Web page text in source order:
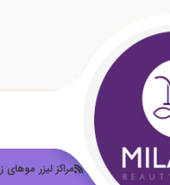
لیزر موهای زائد مراکز لیزر موهای